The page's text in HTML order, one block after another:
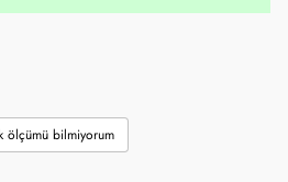
ölçümü bilmiyorum